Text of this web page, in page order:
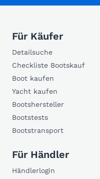
Für Käufer
Detailsuche
Checkliste Bootskauf
Boot kaufen
Yacht kaufen
Bootshersteller
Bootstests
Bootstransport
Für Händler
Händlerlogin